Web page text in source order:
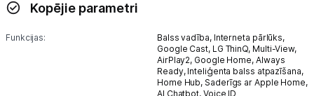
Kopējie parametri
Funkcijas: Balss vadība, Interneta pārlūks,
Google Cast, LG ThinQ, Multi-View,
AirPlay2, Google Home, Always
Ready, Inteliģenta balss atpazīšana,
Home Hub, Saderīgs ar Apple Home,
AI Chatbot, Voice ID